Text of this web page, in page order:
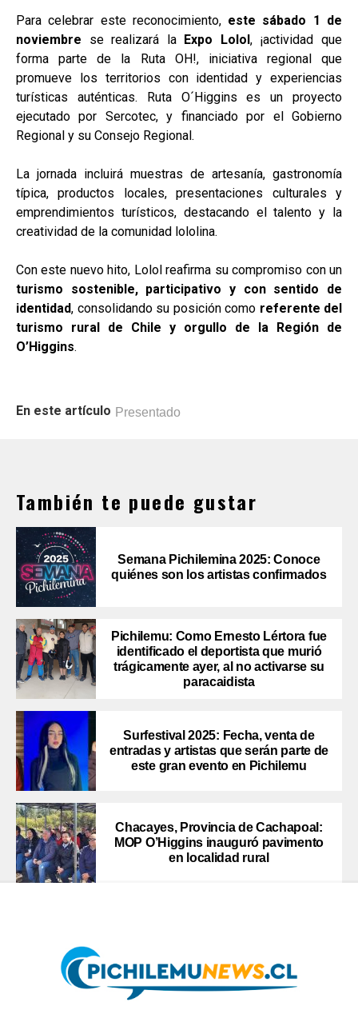
Para celebrar este reconocimiento, este sábado 1 de
noviembre se realizará la Expo Lolol, ¡actividad que
forma parte de la Ruta OH!, iniciativa regional que
promueve los territorios con identidad y experiencias
turísticas auténticas. Ruta O´Higgins es un proyecto
ejecutado por Sercotec, y financiado por el Gobierno
Regional y su Consejo Regional.
La jornada incluirá muestras de artesanía, gastronomía
típica, productos locales, presentaciones culturales y
emprendimientos turísticos, destacando el talento y la
creatividad de la comunidad lololina.
Con este nuevo hito, Lolol reafirma su compromiso con un
turismo sostenible, participativo y con sentido de
identidad, consolidando su posición como referente del
turismo rural de Chile y orgullo de la Región de
O’Higgins.
En este artículo Presentado
También te puede gustar
Semana Pichilemina 2025: Conoce
quiénes son los artistas confirmados
Pichilemu: Como Ernesto Lértora fue
identificado el deportista que murió
trágicamente ayer, al no activarse su
paracaidista
Surfestival 2025: Fecha, venta de
entradas y artistas que serán parte de
este gran evento en Pichilemu
Chacayes, Provincia de Cachapoal:
MOP O’Higgins inauguró pavimento
en localidad rural